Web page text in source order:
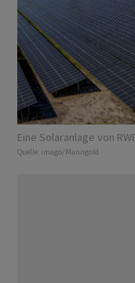
Eine Solaranlage von
Quelle: imago/Manngold